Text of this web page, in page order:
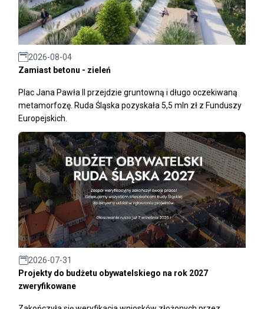
2026-08-04
Zamiast betonu - zieleń
Plac Jana Pawła II przejdzie gruntowną i długo oczekiwaną
metamorfozę. Ruda Śląska pozyskała 5,5 mln zł z Funduszy
Europejskich.
2026-07-31
Projekty do budżetu obywatelskiego na rok 2027
zweryfikowane